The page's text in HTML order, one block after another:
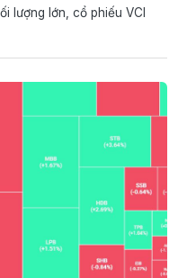
lượng lớn, cổ phiếu VCI